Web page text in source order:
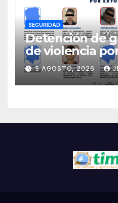
SEGURIDAD
Detención de
de violencia
pilar de la
SSP
5 AGOSTO, 2026